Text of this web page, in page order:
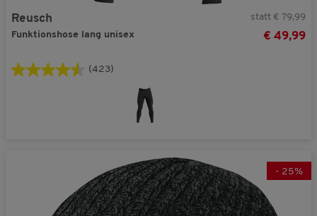
Reusch
Funktionshose lang unisex
statt € 79,99
€ 49,99
(423)
- 25%